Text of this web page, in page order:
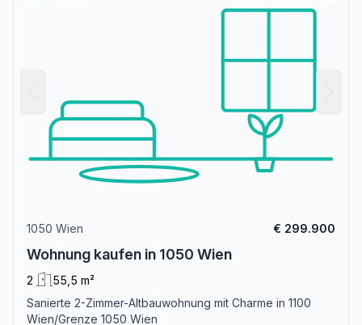
1050 Wien € 299.900
Wohnung kaufen in 1050 Wien
2
55,5 m²
Sanierte 2-Zimmer-Altbauwohnung mit Charme in 1100
Wien/Grenze 1050 Wien